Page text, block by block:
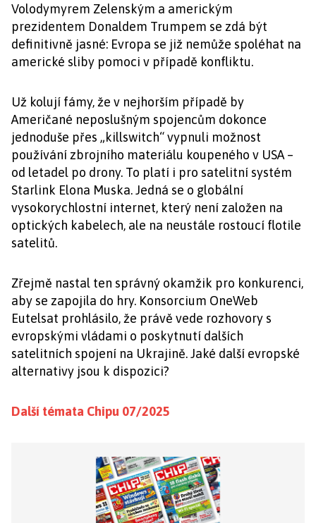
Volodymyrem Zelenským a americkým
prezidentem Donaldem Trumpem se zdá být
definitivně jasné: Evropa se již nemůže spoléhat na
americké sliby pomoci v případě konfliktu.
Už kolují fámy, že v nejhorším případě by
Američané neposlušným spojencům dokonce
jednoduše přes „killswitch“ vypnuli možnost
používání zbrojního materiálu koupeného v USA –
od letadel po drony. To platí i pro satelitní systém
Starlink Elona Muska. Jedná se o globální
vysokorychlostní internet, který není založen na
optických kabelech, ale na neustále rostoucí flotile
satelitů.
Zřejmě nastal ten správný okamžik pro konkurenci,
aby se zapojila do hry. Konsorcium OneWeb
Eutelsat prohlásilo, že právě vede rozhovory s
evropskými vládami o poskytnutí dalších
satelitních spojení na Ukrajině. Jaké další evropské
alternativy jsou k dispozici?
Další témata Chipu 07/2025